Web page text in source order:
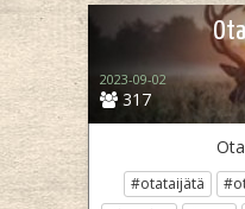
317
2023-09-02
#otataijätä